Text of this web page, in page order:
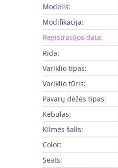
Modelis:
Modifikacija:
Registracijos data:
Rida:
Variklio tipas:
Variklio tūris:
Pavarų dėžės tipas:
Kėbulas:
Kilmės šalis:
Color:
Seats: